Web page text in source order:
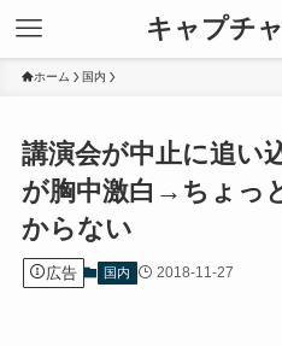
キャプチ
ホーム 国内
講演会が中止に追い
が胸中激白→ちょっ
からない
広告 国内 2018-11-27